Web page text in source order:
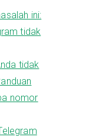
ini:
tidak
tidak
nomor